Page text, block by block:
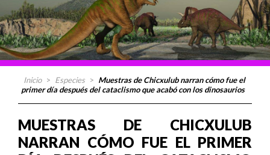
Inicio > Especies > Muestras de Chicxulub narran cómo fue el
primer día después del cataclismo que acabó con los dinosaurios
MUESTRAS DE CHICXULUB
NARRAN CÓMO FUE EL PRIMER